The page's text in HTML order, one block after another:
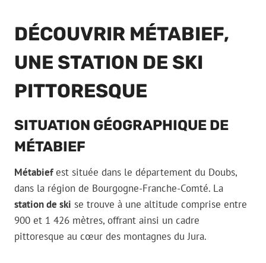
DÉCOUVRIR MÉTABIEF,
UNE STATION DE SKI
PITTORESQUE
SITUATION GÉOGRAPHIQUE DE
MÉTABIEF
Métabiefest située dans le département du Doubs,
dans la région de Bourgogne-Franche-Comté. La
station de ski se trouve à une altitude comprise entre
900 et 1 426 mètres, offrant ainsi un cadre
pittoresque au cœur des montagnes du Jura.